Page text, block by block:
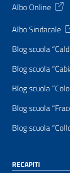
Albo Online
Albo Sindacale
Blog scuola
Blog scuola
Blog scuola
Blog scuola
Blog scuola
RECAPITI